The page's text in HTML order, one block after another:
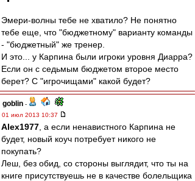
Эмери-волны тебе не хватило? Не понятно
тебе еще, что "бюджетному" варианту команды
- "бюджетный" же тренер.
И это... у Карпина были игроки уровня Диарра?
Если он с седьмым бюджетом второе место
берет? С "игрочищами" какой будет?
goblin -
01 июл 2013 10:37
Alex1977 , а если ненавистного Карпина не
будет, новый коуч потребует никого не
покупать?
Леш, без обид, со стороны выглядит, что ты на
книге присутствуешь не в качестве болельщика